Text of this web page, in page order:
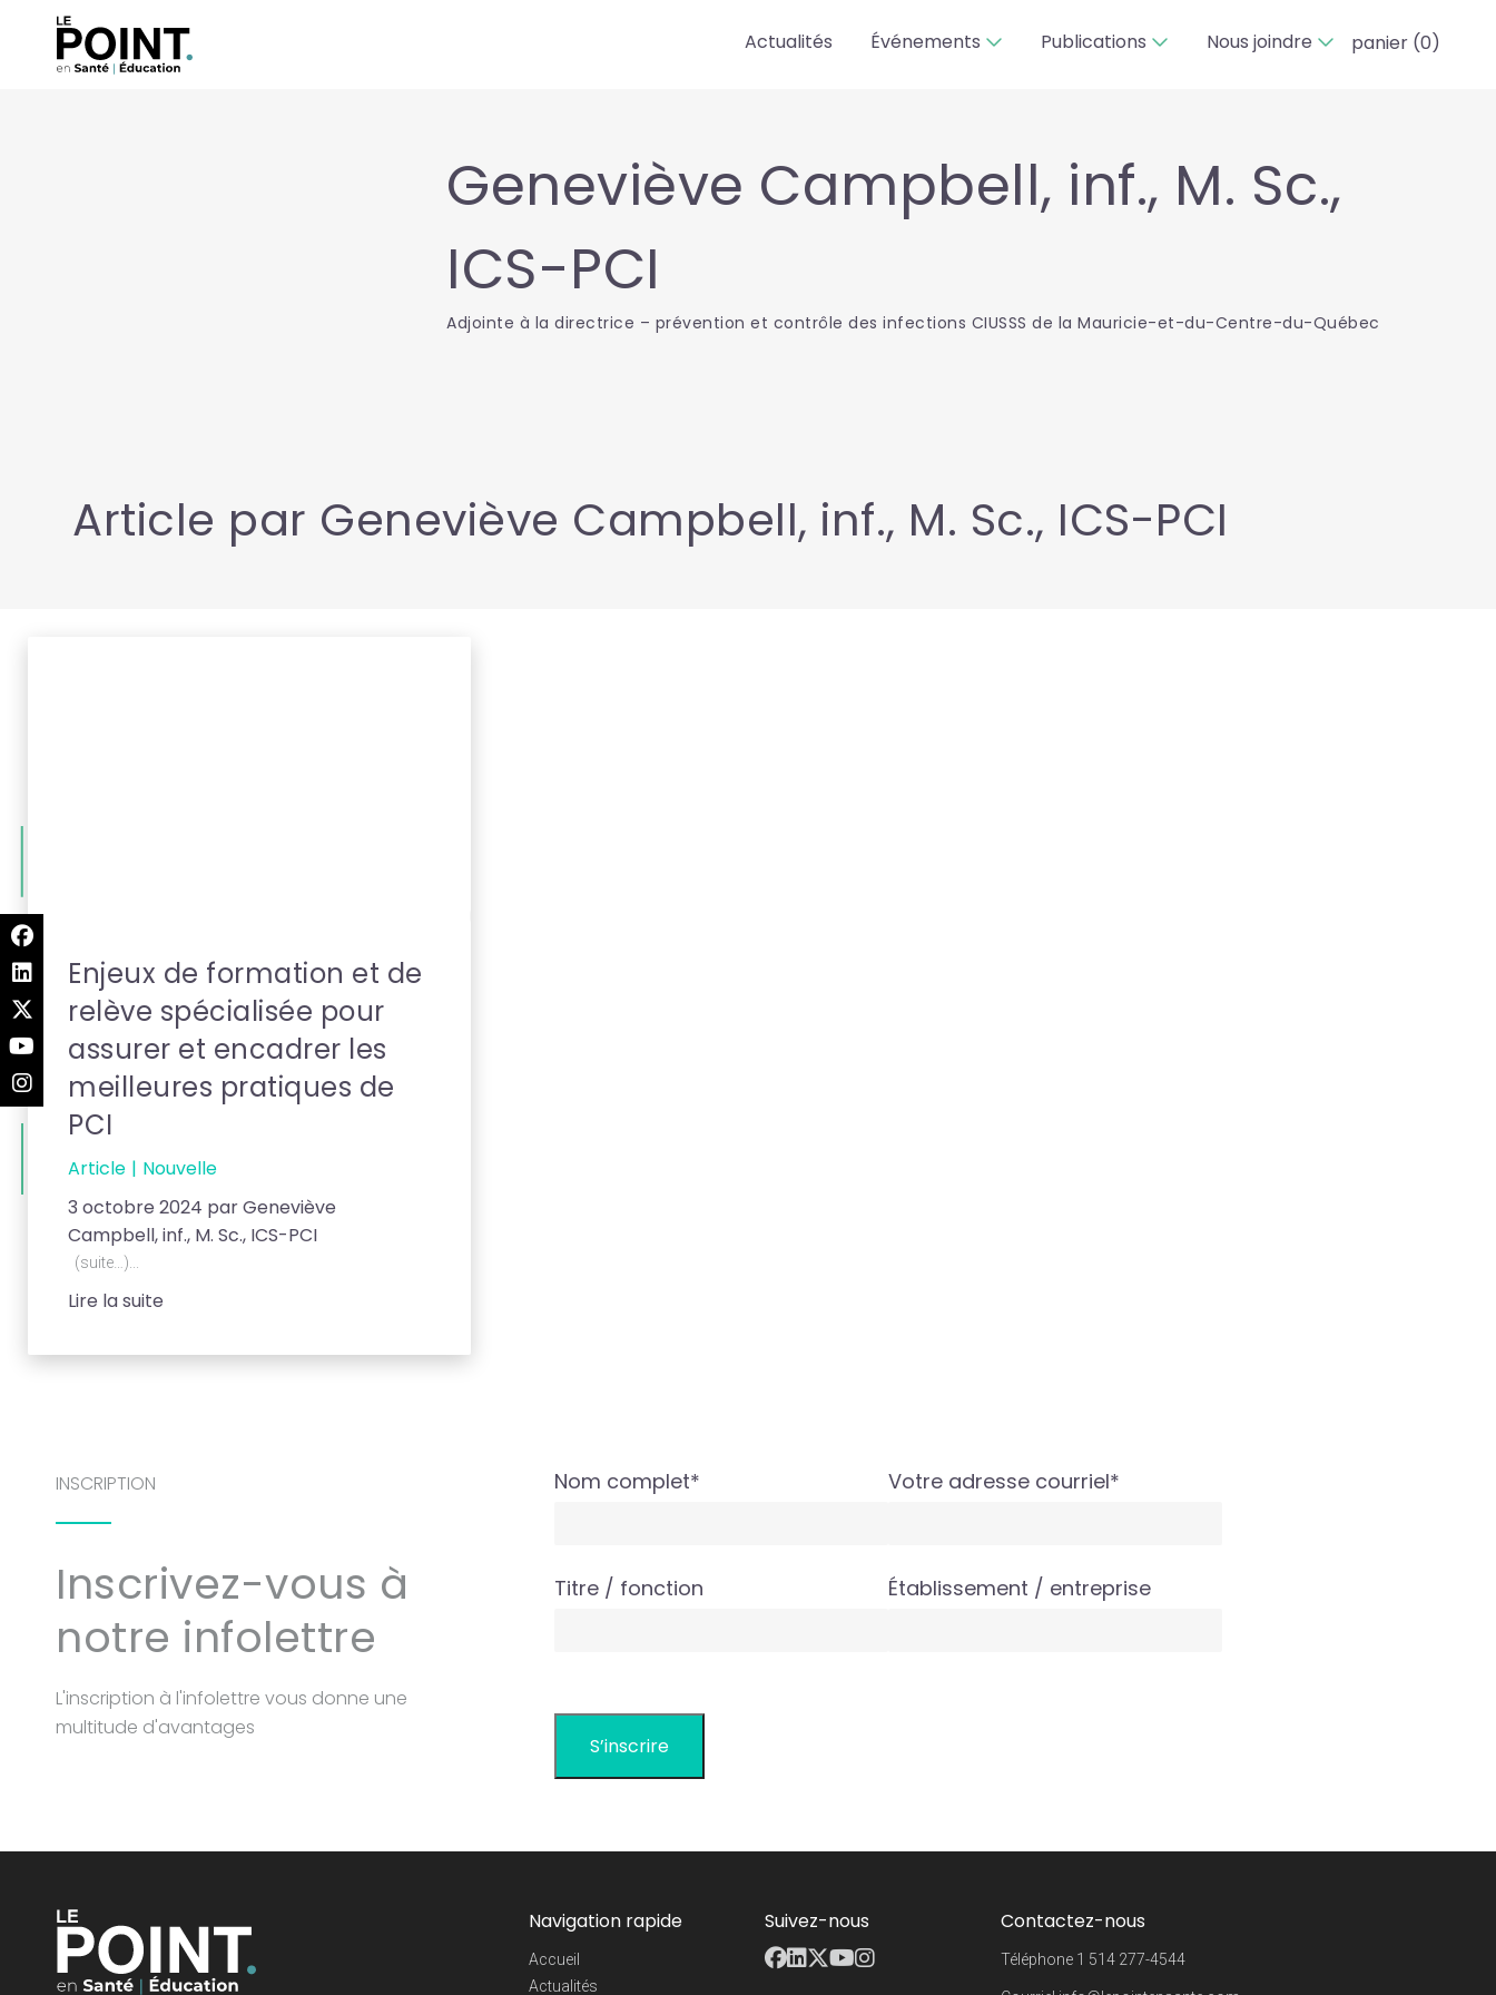
Actualités Événements Publications Nous joindre panier (0)
Geneviève Campbell, inf., M. Sc.,
ICS-PCI
Adjointe à la directrice – prévention et contrôle des infections CIUSSS de la Mauricie-et-du-Centre-du-Québec
Article par Geneviève Campbell, inf., M. Sc., ICS-PCI
Enjeux de formation et de
relève spécialisée pour
assurer et encadrer les
meilleures pratiques de
PCI
Article
Nouvelle
3 octobre 2024 par Geneviève
Campbell, inf., M. Sc., ICS-PCI
(suite…)...
Lire la suite
INSCRIPTION
Inscrivez-vous à
notre infolettre
L'inscription à l'infolettre vous donne une
multitude d'avantages
Nom complet* Votre adresse courriel*
Titre / fonction Établissement / entreprise
Navigation rapide
Accueil
Actualités
Suivez-nous Contactez-nous
Téléphone 1 514 277-4544